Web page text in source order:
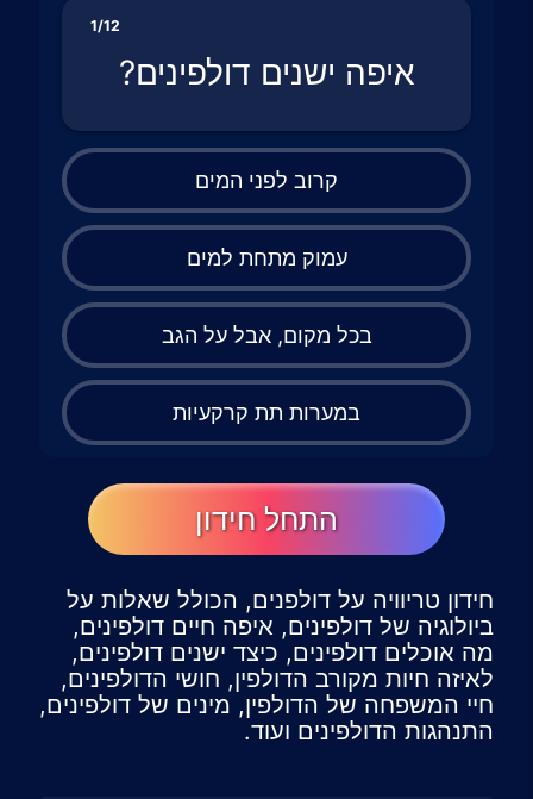
1/12
איפה ישנים דולפינים?
קרוב לפני המים
עמוק מתחת למים
בכל מקום, אבל על הגב
במערות תת קרקעיות
התחל חידון
חידון טריוויה על דולפנים, הכולל שאלות על
ביולוגיה של דולפינים, איפה חיים דולפינים,
מה אוכלים דולפינים, כיצד ישנים דולפינים,
לאיזה חיות מקורב הדולפין, חושי הדולפינים,
חיי המשפחה של הדולפין, מינים של דולפינים,
התנהגות הדולפינים ועוד.